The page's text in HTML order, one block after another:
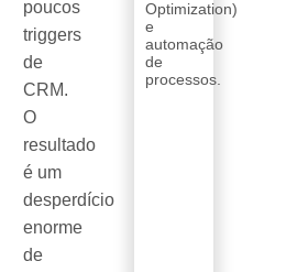
poucos
triggers
de
CRM.
O
resultado
é um
desperdício
enorme
de
Optimization)
e
automação
de
processos.